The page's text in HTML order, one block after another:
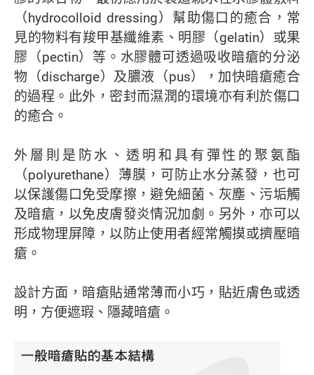
（hydrocolloid dressing）幫助傷口的癒合，常
見的物料有羧甲基纖維素、明膠（gelatin）或果
膠（pectin）等。水膠體可透過吸收暗瘡的分泌
物（discharge）及膿液（pus），加快暗瘡癒合
的過程。此外，密封而濕潤的環境亦有利於傷口
的癒合。
外層則是防水、透明和具有彈性的聚氨酯
（polyurethane）薄膜，可防止水分蒸發，也可
以保護傷口免受摩擦，避免細菌、灰塵、污垢觸
及暗瘡，以免皮膚發炎情況加劇。另外，亦可以
形成物理屏障，以防止使用者經常觸摸或擠壓暗
瘡。
設計方面，暗瘡貼通常薄而小巧，貼近膚色或透
明，方便遮瑕、隱藏暗瘡。